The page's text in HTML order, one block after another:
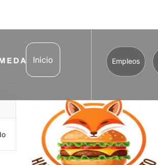
Inicio Empleos